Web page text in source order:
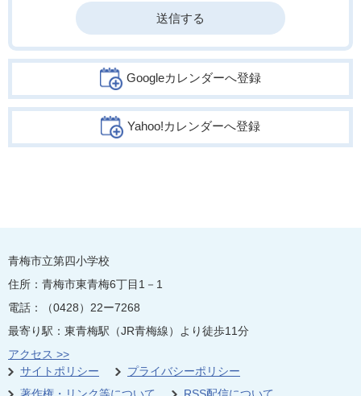
Googleカレンダーへ登録
Yahoo!カレンダーへ登録
青梅市立第四小学校
住所：青梅市東青梅6丁目1－1
電話：（0428）22ー7268
最寄り駅：東青梅駅（JR青梅線）より徒歩11分
アクセス >>
サイトポリシー
プライバシーポリシー